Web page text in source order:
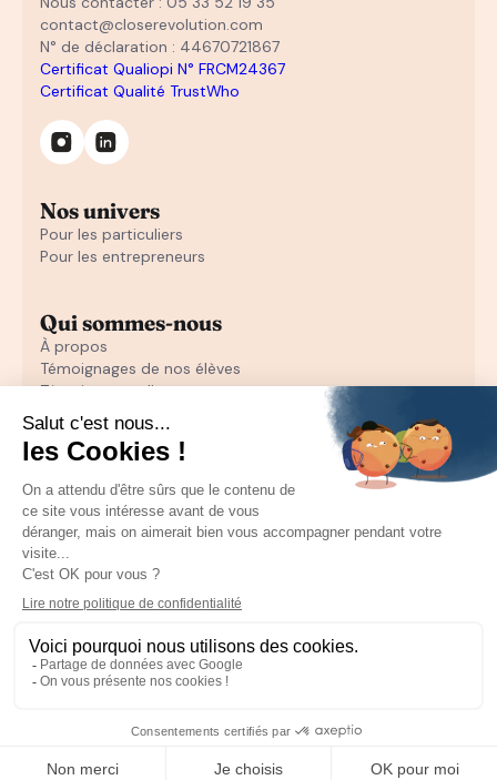
contact@closerevolution.com
N° de déclaration : 44670721867
Certificat Qualiopi N° FRCM24367
Certificat Qualité TrustWho
Nos univers
Pour les particuliers
Pour les entrepreneurs
Qui sommes-nous
À propos
Témoignages de nos élèves
Témoignages d'entrepreneurs
Découvrir
Notre initiation au closing offerte
Notre formation en closing
Toutes nos ressources pour les particuliers
Recruter un sales
Toutes les ressources pour les entrepreneurs
Mentions Légales
Plan du site